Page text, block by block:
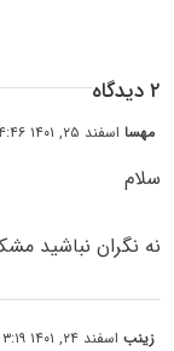
۲ دیدگاه
مهسااسفند ۲۵, ۱۴۰۱ at ۴:۴۶ ق٫ظ
سلام
نه نگران نباشید
زینباسفند ۲۴, ۱۴۰۱ at ۳:۱۹ ب٫ظ